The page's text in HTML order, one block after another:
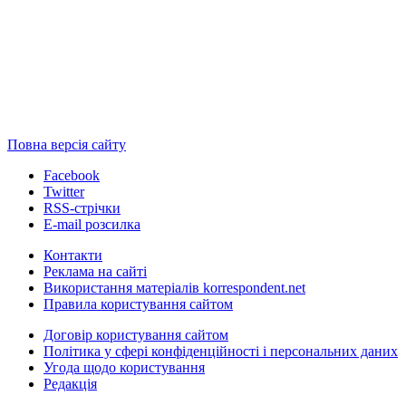
Повна версія сайту
Facebook
Twitter
RSS-стрічки
E-mail розсилка
Контакти
Реклама на сайті
Використання матеріалів korrespondent.net
Правила користування сайтом
Договір користування сайтом
Політика у сфері конфіденційності і персональних даних
Угода щодо користування
Редакція